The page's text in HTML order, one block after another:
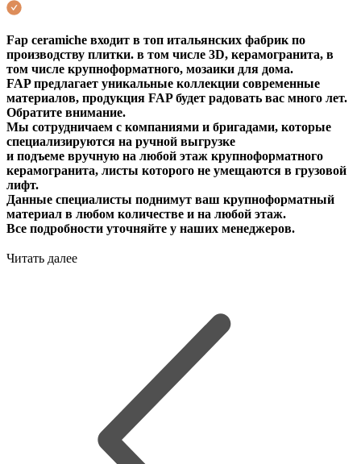
Fap ceramiche входит в топ итальянских фабрик по
производству плитки. в том числе 3D, керамогранита, в
том числе крупноформатного, мозаики для дома.
FAP предлагает уникальные коллекции современные
материалов, продукция FAP будет радовать вас много лет.
Обратите внимание.
Мы сотрудничаем с компаниями и бригадами, которые
специализируются на ручной выгрузке
и подъеме вручную на любой этаж крупноформатного
керамогранита, листы которого не умещаются в грузовой
лифт.
Данные специалисты поднимут ваш крупноформатный
материал в любом количестве и на любой этаж.
Все подробности уточняйте у наших менеджеров.
Читать далее